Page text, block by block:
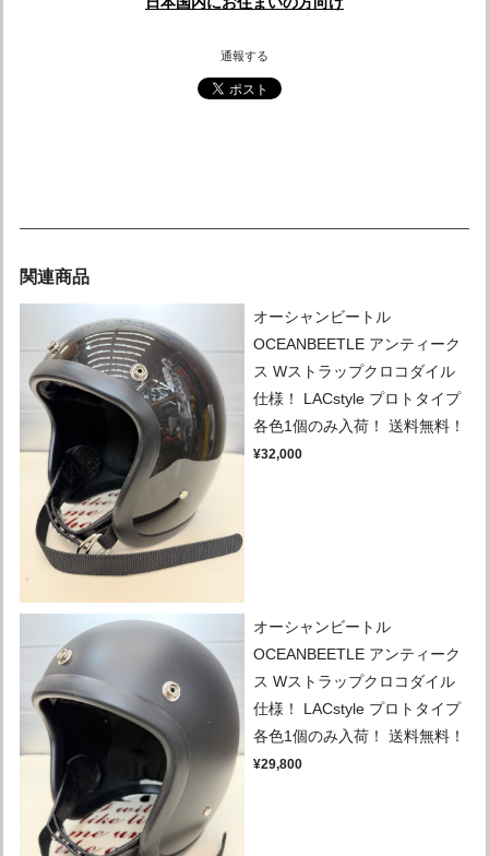
通報する
関連商品
オーシャンビートル
OCEANBEETLE アンティーク
ス Wストラップクロコダイル
仕様！ LACstyle プロトタイプ
各色1個のみ入荷！ 送料無料！
¥32,000
オーシャンビートル
OCEANBEETLE アンティーク
ス Wストラップクロコダイル
仕様！ LACstyle プロトタイプ
各色1個のみ入荷！ 送料無料！
¥29,800